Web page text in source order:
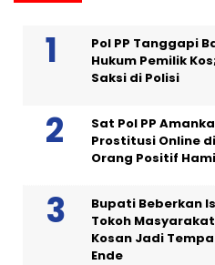
Pol PP Tanggapi
Hukum Pemilik
Saksi di Polisi
Sat Pol PP
Prostitusi Online
Orang Positif
Bupati Beberkan
Tokoh
Kosan Jadi
Ende